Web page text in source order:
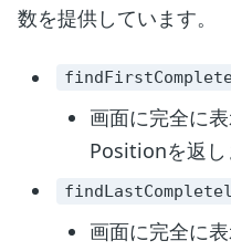
数を提供しています。
画面に完全に
Positionを返し
画面に完全に